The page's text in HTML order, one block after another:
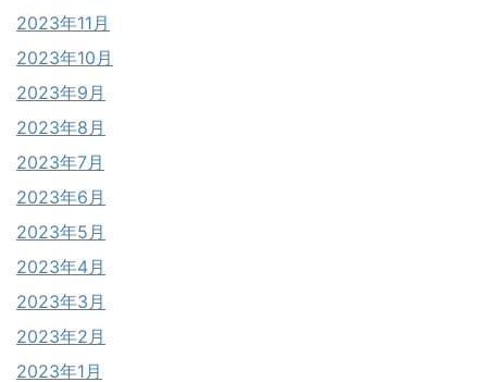
2023年11月
2023年10月
2023年9月
2023年8月
2023年7月
2023年6月
2023年5月
2023年4月
2023年3月
2023年2月
2023年1月